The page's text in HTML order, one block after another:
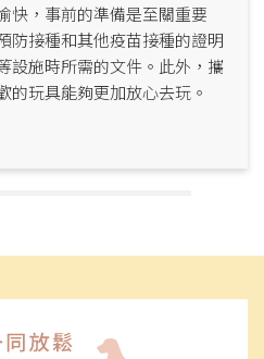
快，事前的準備是至關重要
防接種和其他疫苗接種的證明
設施時所需的文件。此外，攜
的玩具能夠更加放心去玩。